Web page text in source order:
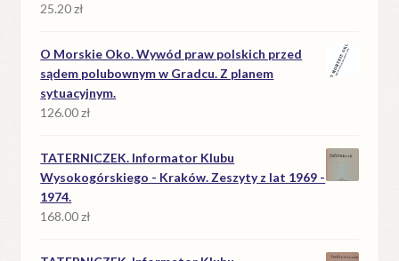
25.20zł
O Morskie Oko. Wywód praw polskich przed
sądem polubownym w Gradcu. Z planem
sytuacyjnym.
126.00zł
TATERNICZEK. Informator Klubu
Wysokogórskiego - Kraków. Zeszyty z lat 1969 -
1974.
168.00zł